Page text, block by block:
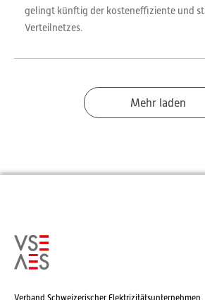
gelingt künftig der kosteneffiziente und
Verteilnetzes.
Mehr laden
Verband Schweizerischer Elektrizitätsunternehmen